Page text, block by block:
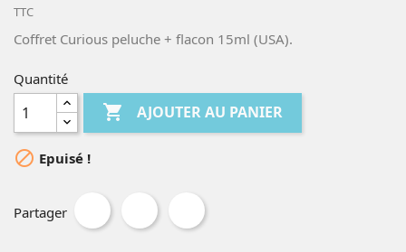
TTC
Coffret Curious peluche + flacon 15ml (USA).
Quantité
 AJOUTER AU PANIER
 Epuisé !
Partager